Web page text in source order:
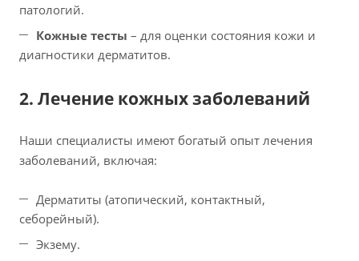
патологий.
Кожные тесты – для оценки состояния кожи и
диагностики дерматитов.
2. Лечение кожных заболеваний
Наши специалисты имеют богатый опыт лечения
заболеваний, включая:
Дерматиты (атопический, контактный,
себорейный).
Экзему.